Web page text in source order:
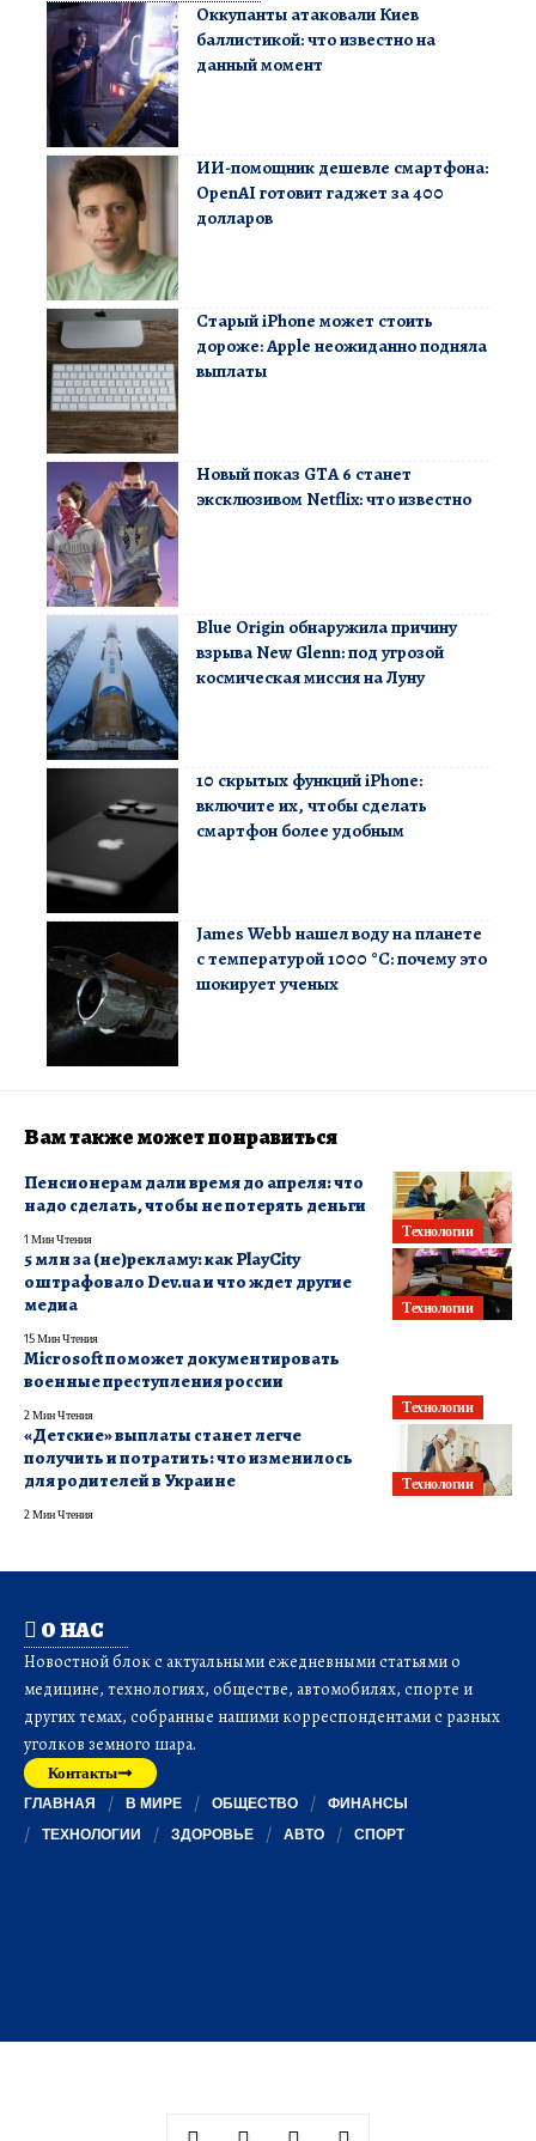
Оккупанты атаковали Киев
баллистикой: что известно на
данный момент
ИИ-помощник дешевле смартфона:
OpenAI готовит гаджет за 400
долларов
Старый iPhone может стоить
дороже: Apple неожиданно подняла
выплаты
Новый показ GTA 6 станет
эксклюзивом Netflix: что известно
Blue Origin обнаружила причину
взрыва New Glenn: под угрозой
космическая миссия на Луну
10 скрытых функций iPhone:
включите их, чтобы сделать
смартфон более удобным
James Webb нашел воду на планете
с температурой 1000 °C: почему это
шокирует ученых
Вам также может понравиться
Технологии
Пенсионерам дали время до апреля: что
надо сделать, чтобы не потерять деньги
1 Мин Чтения
Технологии
5 млн за (не)рекламу: как PlayCity
оштрафовало Dev.ua и что ждет другие
медиа
15 Мин Чтения
Технологии
Microsoft поможет документировать
военные преступления россии
2 Мин Чтения
Технологии
«Детские» выплаты станет легче
получить и потратить: что изменилось
для родителей в Украине
2 Мин Чтения
О НАС
Новостной блок с актуальными ежедневными статьями о
медицине, технологиях, обществе, автомобилях, спорте и
других темах, собранные нашими корреспондентами с разных
уголков земного шара.
Контакты
ГЛАВНАЯ В МИРЕ ОБЩЕСТВО
ФИНАНСЫ
ТЕХНОЛОГИИ
ЗДОРОВЬЕ АВТО СПОРТ